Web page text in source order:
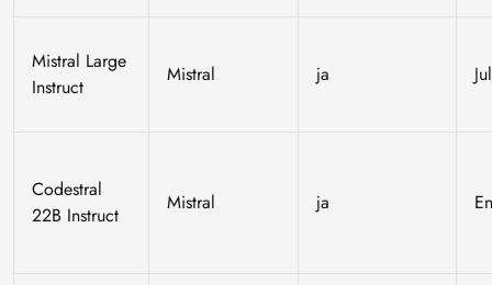
Mistral Large
Instruct
Mistral ja
Codestral
22B Instruct
Mistral ja